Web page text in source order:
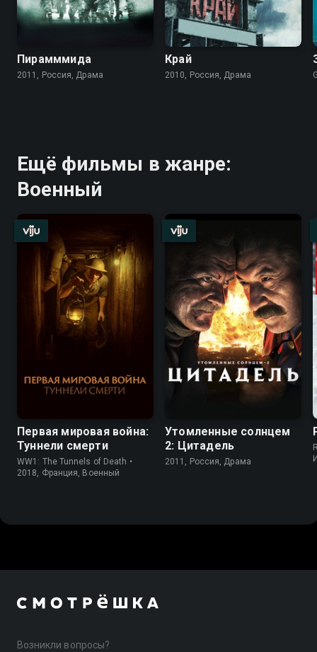
Пирамммида
2011, Россия, Драма
Край
2010, Россия, Драма
Ещё фильмы в жанре:
Военный
Первая мировая война:
Туннели смерти
WW1: The Tunnels of Death •
2018, Франция, Военный
Утомленные солнцем
2: Цитадель
2011, Россия, Драма
Возникли вопросы?